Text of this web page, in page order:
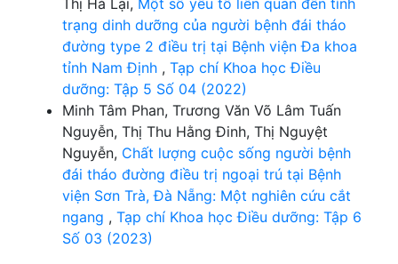
Thị Hà Lại, Một số yếu tố liên quan đến tình
trạng dinh dưỡng của người bệnh đái tháo
đường type 2 điều trị tại Bệnh viện Đa khoa
tỉnh Nam Định , Tạp chí Khoa học Điều
dưỡng: Tập 5 Số 04 (2022)
Minh Tâm Phan, Trương Văn Võ Lâm Tuấn
Nguyễn, Thị Thu Hằng Đinh, Thị Nguyệt
Nguyễn, Chất lượng cuộc sống người bệnh
đái tháo đường điều trị ngoại trú tại Bệnh
viện Sơn Trà, Đà Nẵng: Một nghiên cứu cắt
ngang , Tạp chí Khoa học Điều dưỡng: Tập 6
Số 03 (2023)